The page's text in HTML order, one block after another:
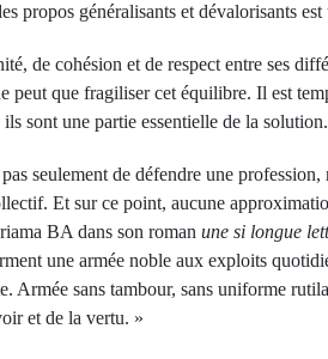
propos généralisants et dévalorisants
de cohésion et de respect entre ses
peut que fragiliser cet équilibre. Il est
sont une partie essentielle de la solution.
seulement de défendre une
Et sur ce point, aucune
BA dans son roman une si longue
une armée noble aux exploits
Armée sans tambour, sans uniforme
et de la vertu. »